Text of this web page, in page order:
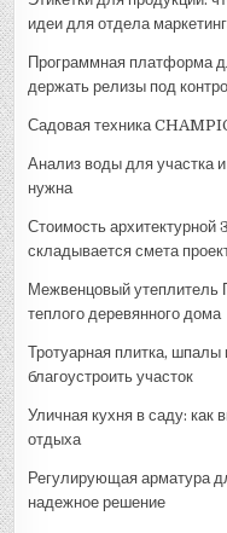
идеи для отдела
Программная платформа
держать релизы под
Садовая техника
Анализ воды для участка
нужна
Стоимость архитектурной
складывается смета
Межвенцовый утеплитель
теплого деревянного дома
Тротуарная плитка,
благоустроить участок
Уличная кухня в саду: как
отдыха
Регулирующая арматура
надежное решение